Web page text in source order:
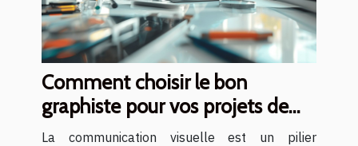
Comment choisir le bon
graphiste pour vos projets de
communication visuelle
La communication visuelle est un pilier